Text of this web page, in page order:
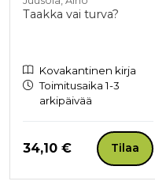
Taakka vai turva?
Kovakantinen kirja
Toimitusaika 1-3
arkipäivää
Hinta nyt
34,10 € Tilaa